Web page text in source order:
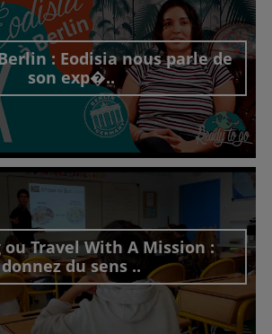
: Eodisia nous parle de
son exp�..
Découvrir cet interview
Travel With A Mission :
donnez du sens ..